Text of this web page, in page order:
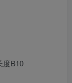
度B10